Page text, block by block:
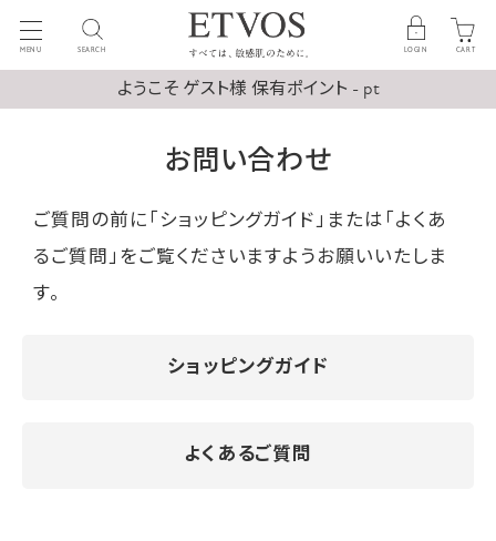
MENU SEARCH LOGIN CART
ようこそ ゲスト様 保有ポイント - pt
お問い合わせ
ご質問の前に「ショッピングガイド」または「よくあ
るご質問」をご覧くださいますようお願いいたしま
す。
ショッピングガイド
よくあるご質問